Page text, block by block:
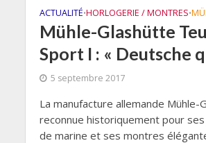
ACTUALITÉ•HORLOGERIE / MONTRES•
Mühle-Glashütte
Sport I : « Deutsche
5 septembre 2017
La manufacture allemande Mühle-
reconnue historiquement pour
de marine et ses montres